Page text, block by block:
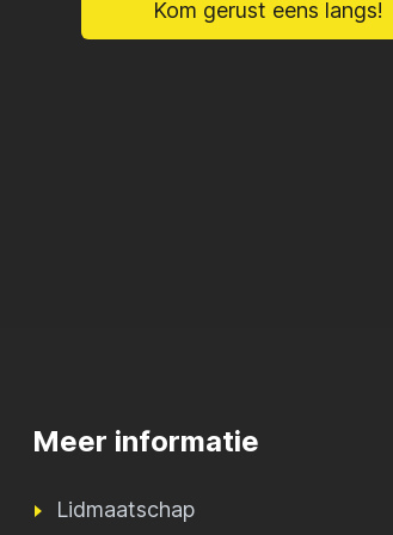
Kom gerust eens langs!
Meer informatie
Lidmaatschap